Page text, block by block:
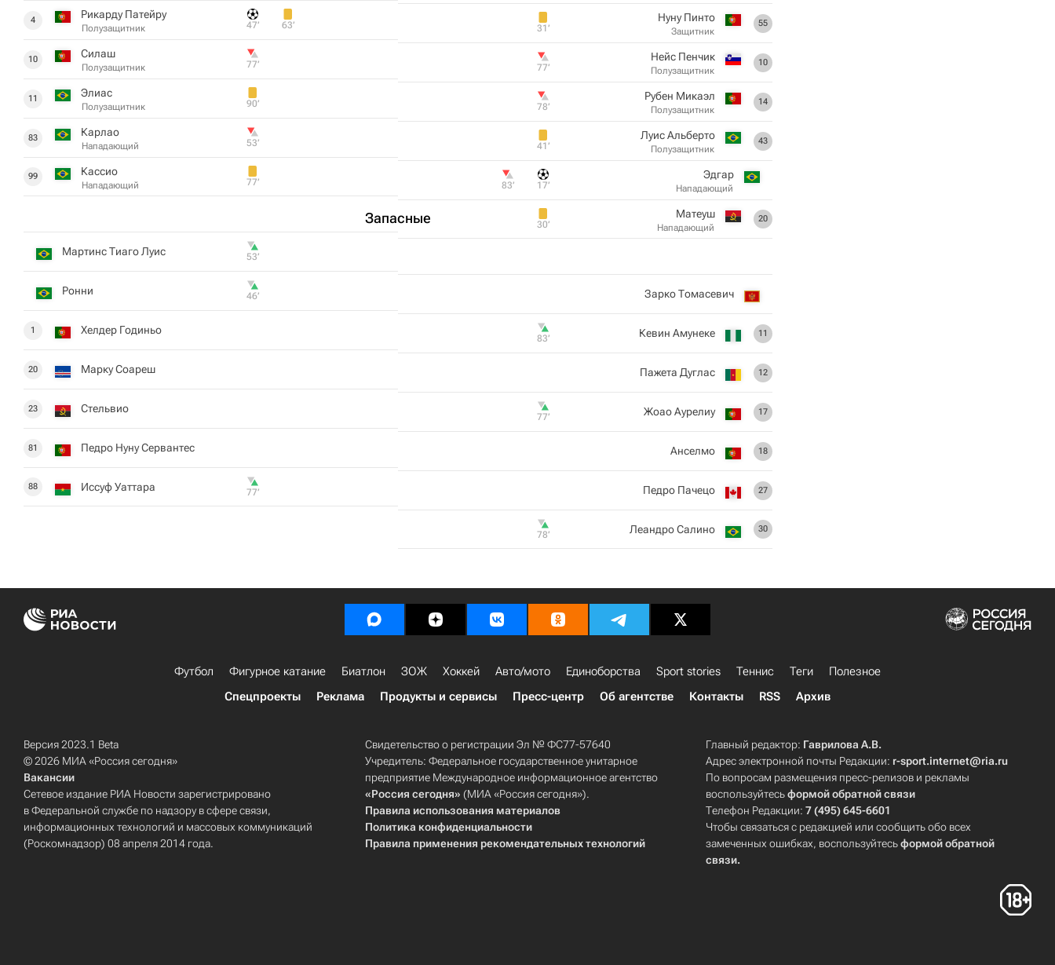
4 Рикарду Патейру
Полузащитник 47‎’‎ 63‎’‎
10 Силаш
Полузащитник 77‎’‎
11 Элиас
Полузащитник 90‎’‎
83 Карлао
Нападающий 53‎’‎
99 Кассио
Нападающий 77‎’‎
Запасные
Мартинс Тиаго Луис 53‎’‎
Ронни 46‎’‎
1 Хелдер Годиньо
20 Марку Соареш
23 Стельвио
81 Педро Нуну Сервантес
88 Иссуф Уаттара 77‎’‎
55
Нуну Пинто
Защитник
31‎’‎
10
Нейс Пенчик
Полузащитник
77‎’‎
14
Рубен Микаэл
Полузащитник
78‎’‎
43
Луис Альберто
Полузащитник
41‎’‎
Эдгар
Нападающий
17‎’‎
83‎’‎
20
Матеуш
Нападающий
30‎’‎
Зарко Томасевич
11
Кевин Амунеке
83‎’‎
12
Пажета Дуглас
17
Жоао Аурелиу
77‎’‎
18
Анселмо
27
Педро Пачецо
30
Леандро Салино
78‎’‎
Футбол Фигурное катание Биатлон ЗОЖ Хоккей Авто/мото Единоборства Sport stories Теннис Теги
Полезное
Спецпроекты
Реклама Продукты и сервисы Пресс-центр Об агентстве Контакты RSS Архив
Версия 2023.1 Beta
© 2026 МИА «Россия сегодня»
Вакансии
Сетевое издание РИА Новости зарегистрировано
в Федеральной службе по надзору в сфере связи,
информационных технологий и массовых коммуникаций
(Роскомнадзор) 08 апреля 2014 года.
Свидетельство о регистрации Эл № ФС77-57640
Учредитель: Федеральное государственное унитарное
предприятие Международное информационное агентство
«Россия сегодня» (МИА «Россия сегодня»).
Правила использования материалов
Политика конфиденциальности
Правила применения рекомендательных технологий
Главный редактор: Гаврилова А.В.
Адрес электронной почты Редакции: r-sport.internet@ria.ru
По вопросам размещения пресс-релизов и рекламы
воспользуйтесьформой обратной связи
Телефон Редакции:7 (495) 645-6601
Чтобы связаться с редакцией или сообщить обо всех
замеченных ошибках, воспользуйтесьформой обратной
связи.